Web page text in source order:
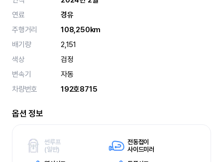
연료
경유
주행거리
108,250km
배기량
2,151
색상
검정
변속기
자동
차량번호
192호8715
옵션 정보
썬루프
(일반)
전동접이
사이드미러